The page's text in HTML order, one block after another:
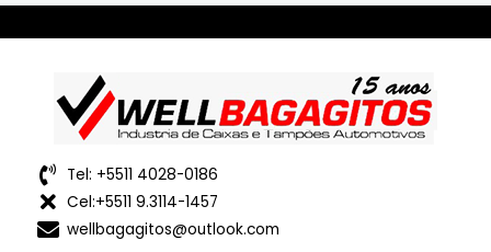
Tel: +5511 4028-0186
Cel:+5511 9.3114-1457
wellbagagitos@outlook.com